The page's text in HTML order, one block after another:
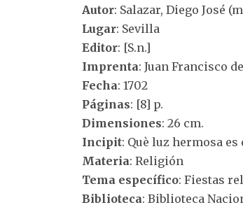
Autor: Salazar, Diego José
Lugar: Sevilla
Editor: [S.n.]
Imprenta: Juan Francisco
Fecha: 1702
Páginas: [8] p.
Dimensiones: 26 cm.
Incipit: Què luz hermosa es
Materia: Religión
Tema específico: Fiestas
Biblioteca: Biblioteca